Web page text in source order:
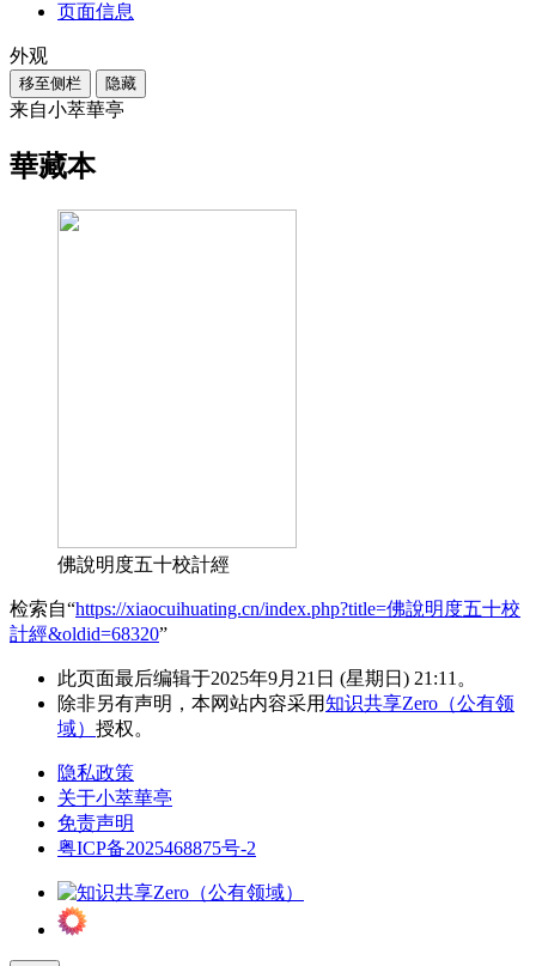
页面信息
外观
移至侧栏 隐藏
来自小萃華亭
華藏本
佛說明度五十校計經
检索自“https://xiaocuihuating.cn/index.php?title=佛說明度五十校
計經&oldid=68320”
此页面最后编辑于2025年9月21日 (星期日) 21:11。
除非另有声明，本网站内容采用知识共享Zero（公有领
域） 授权。
隐私政策
关于小萃華亭
免责声明
粤ICP备2025468875号-2